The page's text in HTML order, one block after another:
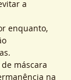
a
enquanto,
máscara
na